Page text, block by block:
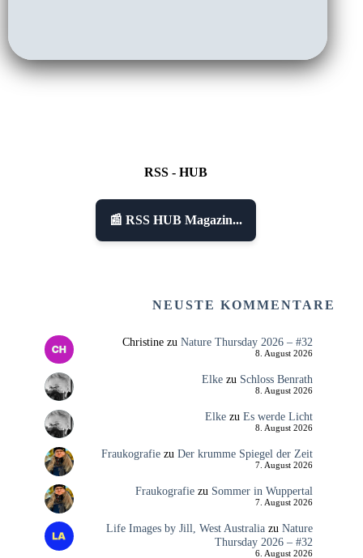
RSS - HUB
📰 RSS HUB Magazin...
NEUSTE KOMMENTARE
Christinezu Nature Thursday 2026 – #32
8. August 2026
Elkezu Schloss Benrath
8. August 2026
Elkezu Es werde Licht
8. August 2026
Fraukografiezu Der krumme Spiegel der Zeit
7. August 2026
Fraukografiezu Sommer in Wuppertal
7. August 2026
Life Images by Jill, West Australiazu Nature
Thursday 2026 – #32
6. August 2026